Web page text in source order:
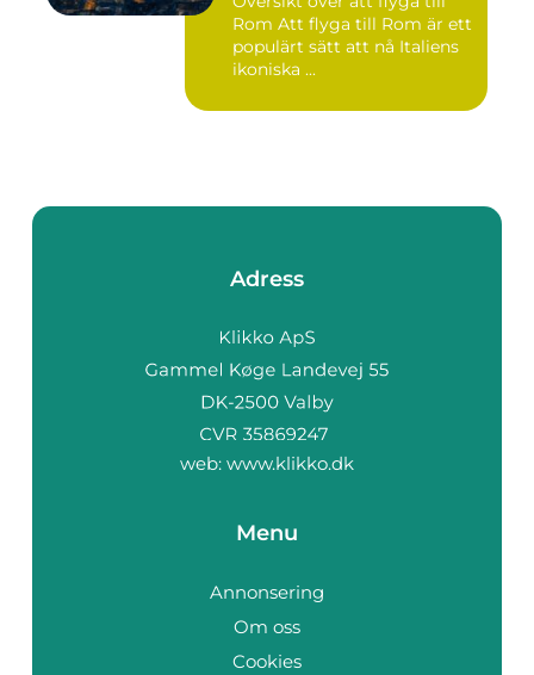
Rom Att flyga till Rom är ett
populärt sätt att nå Italiens
ikoniska ...
Adress
web: www.klikko.dk
Menu
Annonsering
Om oss
Cookies